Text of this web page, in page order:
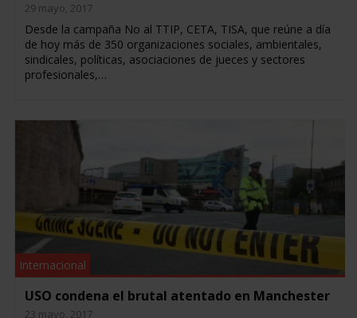
29 mayo, 2017
Desde la campaña No al TTIP, CETA, TISA, que reúne a día
de hoy más de 350 organizaciones sociales, ambientales,
sindicales, políticas, asociaciones de jueces y sectores
profesionales,…
Internacional
USO condena el brutal atentado en Manchester
23 mayo, 2017